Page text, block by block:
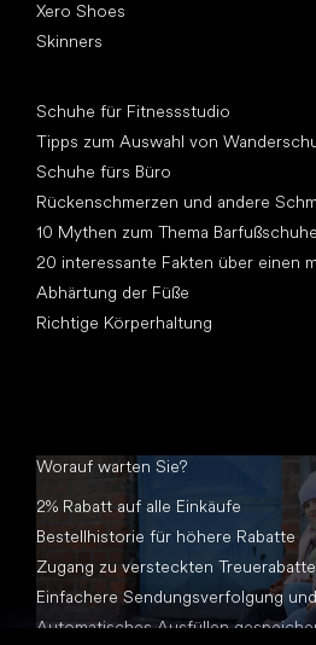
Xero Shoes
Skinners
Schuhe für Fitnessstudio
Tipps zum Auswahl von
Schuhe fürs Büro
Rückenschmerzen und andere
10 Mythen zum Thema Barfußschuhe
20 interessante Fakten über einen
Abhärtung der Füße
Richtige Körperhaltung
Worauf warten Sie?
2% Rabatt auf alle Einkäufe
Bestellhistorie für höhere Rabatte
Zugang zu versteckten
Einfachere Sendungsverfolgung
Automatisches Ausfüllen